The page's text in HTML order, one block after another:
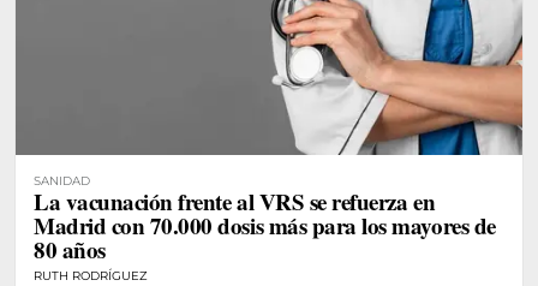
SANIDAD
La vacunación frente al VRS se refuerza en
Madrid con 70.000 dosis más para los mayores de
80 años
RUTH RODRÍGUEZ